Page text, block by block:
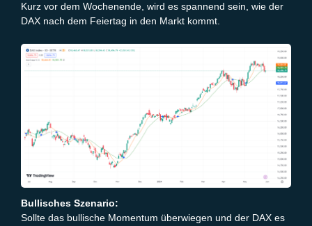
Kurz vor dem Wochenende, wird es spannend sein, wie der
DAX nach dem Feiertag in den Markt kommt.
Bullisches Szenario:
Sollte das bullische Momentum überwiegen und der DAX es